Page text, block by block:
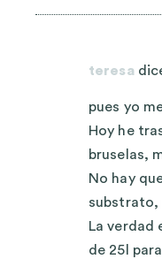
teresa
pues yo
Hoy he
bruselas,
No hay
substrato,
La verdad
de 25l